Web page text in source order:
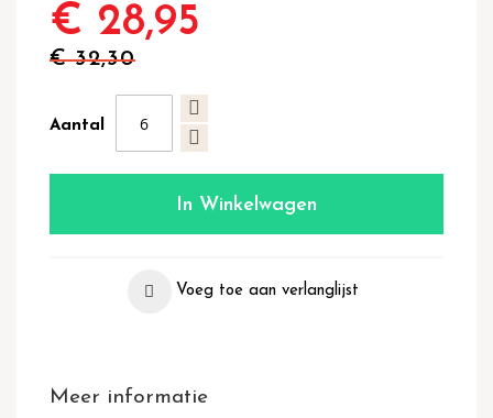
€ 28,95
€ 32,30
Aantal
In Winkelwagen
Voeg toe aan verlanglijst
Meer informatie